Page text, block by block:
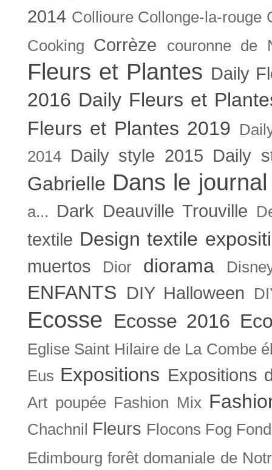
2014 Collioure Collonge-la-rouge
Cooking
Corrèze couronne de
Fleurs et Plantes Daily
2016 Daily Fleurs et
Fleurs et Plantes 2019
2014
Daily style 2015 Daily
Gabrielle Dans le journal
a... Dark Deauville Trouville
textile Design textile
muertos Dior diorama
ENFANTS DIY Halloween
Ecosse Ecosse 2016
Eglise Saint Hilaire de La Combe
Eus Expositions Expositions
Art poupée Fashion Mix
Chachnil Fleurs Flocons Fog
Edimbourg forêt domaniale de